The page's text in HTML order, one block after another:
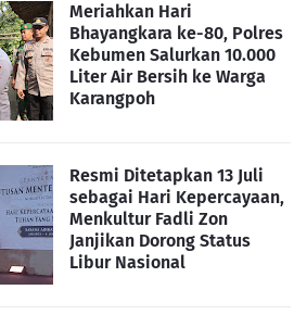
Meriahkan Hari
Bhayangkara ke-80, Polres
Kebumen Salurkan 10.000
Liter Air Bersih ke Warga
Karangpoh
Resmi Ditetapkan 13 Juli
sebagai Hari Kepercayaan,
Menkultur Fadli Zon
Janjikan Dorong Status
Libur Nasional